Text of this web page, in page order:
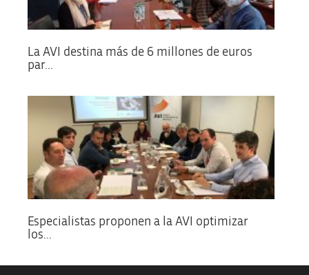
La AVI destina más de 6 millones de euros
par...
Especialistas proponen a la AVI optimizar
los...